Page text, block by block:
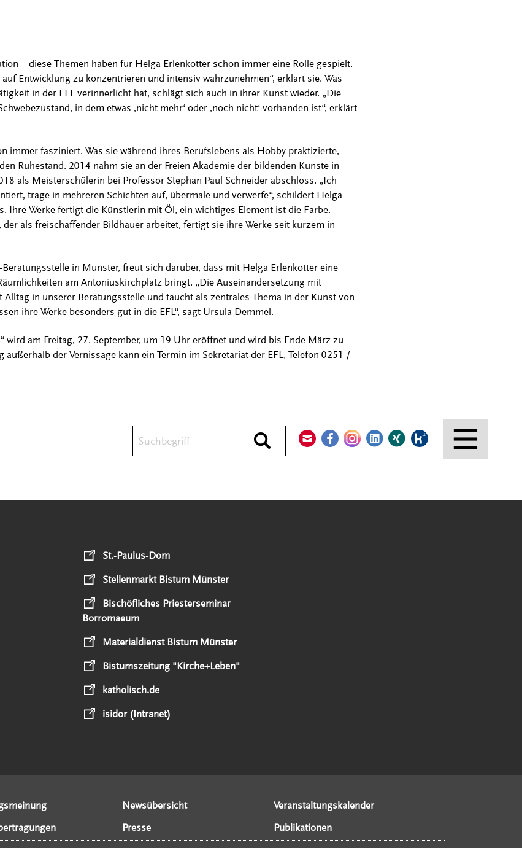
Durchsuchen
– diese Themen haben für Helga Erlenkötter schon immer eine Rolle gespielt.
Entwicklung zu konzentrieren und intensiv wahrzunehmen“, erklärt sie. Was
in der EFL verinnerlicht hat, schlägt sich auch in ihrer Kunst wieder. „Die
in dem etwas ‚nicht mehr‘ oder ‚noch nicht‘ vorhanden ist“, erklärt
immer fasziniert. Was sie während ihres Berufslebens als Hobby praktizierte,
Ruhestand. 2014 nahm sie an der Freien Akademie der bildenden Künste in
als Meisterschülerin bei Professor Stephan Paul Schneider abschloss. „Ich
trage in mehreren Schichten auf, übermale und verwerfe“, schildert Helga
Ihre Werke fertigt die Künstlerin mit Öl, ein wichtiges Element ist die Farbe.
als freischaffender Bildhauer arbeitet, fertigt sie ihre Werke seit kurzem in
in Münster, freut sich darüber, dass mit Helga Erlenkötter eine
am Antoniuskirchplatz bringt. „Die Auseinandersetzung mit
Alltag in unserer Beratungsstelle und taucht als zentrales Thema in der Kunst von
ihre Werke besonders gut in die EFL“, sagt Ursula Demmel.
wird am Freitag, 27. September, um 19 Uhr eröffnet und wird bis Ende März zu
außerhalb der Vernissage kann ein Termin im Sekretariat der EFL, Telefon 0251 /
St.-Paulus-Dom
Stellenmarkt Bistum Münster
Bischöfliches Priesterseminar
Borromaeum
Materialdienst Bistum Münster
Bistumszeitung "Kirche+Leben"
katholisch.de
isidor (Intranet)
Newsübersicht
Veranstaltungskalender
Presse Publikationen